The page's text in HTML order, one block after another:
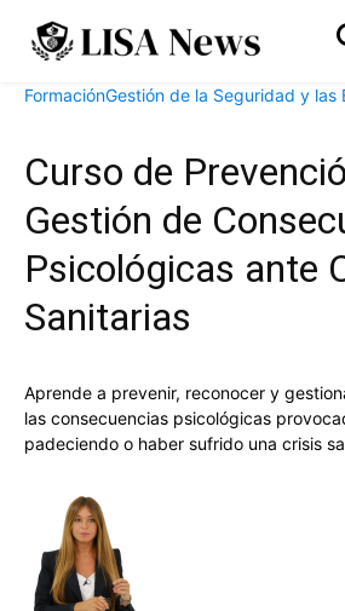
FormaciónGestión de la Seguridad y las
Curso de
Gestión de
Psicológicas ante
Sanitarias
Aprende a prevenir, reconocer y
las consecuencias psicológicas
padeciendo o haber sufrido una crisis